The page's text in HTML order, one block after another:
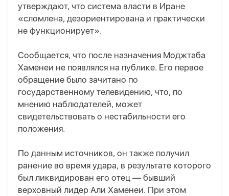
утверждают, что система власти в Иране
«сломлена, дезориентирована и практически
не функционирует».
Сообщается, что после назначения Моджтаба
Хаменеи не появлялся на публике. Его первое
обращение было зачитано по
государственному телевидению, что, по
мнению наблюдателей, может
свидетельствовать о нестабильности его
положения.
По данным источников, он также получил
ранение во время удара, в результате которого
был ликвидирован его отец — бывший
верховный лидер Али Хаменеи. При этом